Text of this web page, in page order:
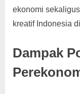
ekonomi
kreatif Indonesia
Dampak